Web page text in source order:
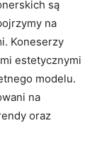
są
na
Koneserzy
estetycznymi
modelu.
na
oraz